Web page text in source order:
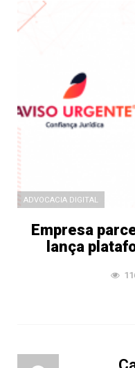
ADVOCACIA DIGITAL
Empresa
lança